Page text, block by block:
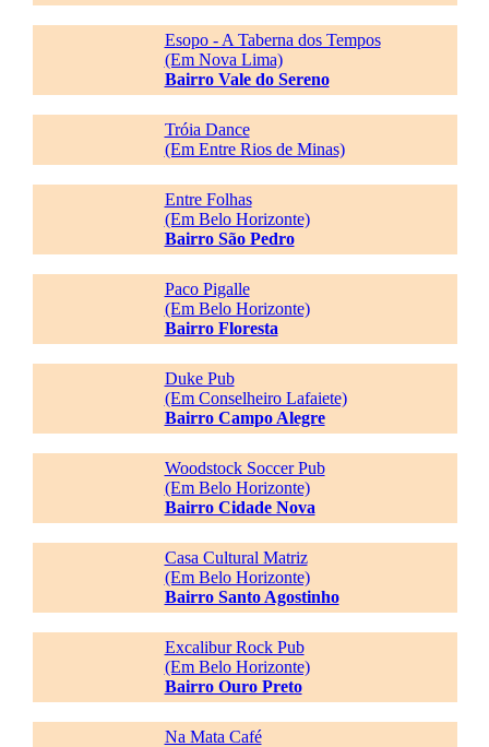
Esopo - A Taberna dos Tempos
(Em Nova Lima)
Bairro Vale do Sereno
Tróia Dance
(Em Entre Rios de Minas)
Entre Folhas
(Em Belo Horizonte)
Bairro São Pedro
Paco Pigalle
(Em Belo Horizonte)
Bairro Floresta
Duke Pub
(Em Conselheiro Lafaiete)
Bairro Campo Alegre
Woodstock Soccer Pub
(Em Belo Horizonte)
Bairro Cidade Nova
Casa Cultural Matriz
(Em Belo Horizonte)
Bairro Santo Agostinho
Excalibur Rock Pub
(Em Belo Horizonte)
Bairro Ouro Preto
Na Mata Café